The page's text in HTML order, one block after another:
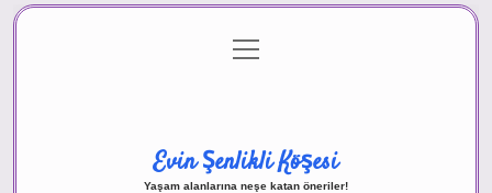
Gizlilik Politikası
menüyü
aç
Evin Şenlikli Köşesi
Yaşam alanlarına neşe katan öneriler!